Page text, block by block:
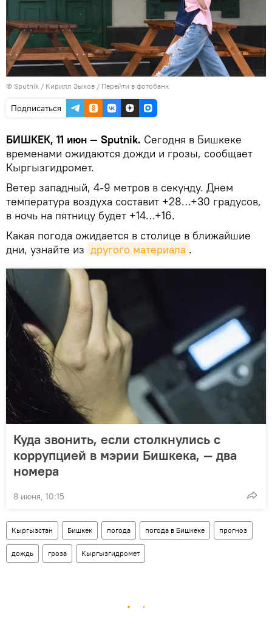
© Sputnik / Кирилл Зыков / Перейти в фотобанк
Подписаться
БИШКЕК, 11 июн — Sputnik. Сегодня в Бишкеке
временами ожидаются дожди и грозы, сообщает
Кыргызгидромет.
Ветер западный, 4-9 метров в секунду. Днем
температура воздуха составит +28…+30 градусов,
в ночь на пятницу будет +14…+16.
Какая погода ожидается в столице в ближайшие
дни, узнайте из другого материала .
Куда звонить, если столкнулись с
коррупцией в мэрии Бишкека, — два
номера
8 июня, 10:15
Кыргызстан Бишкек погода погода в Бишкеке прогноз
дождь гроза Кыргызгидромет